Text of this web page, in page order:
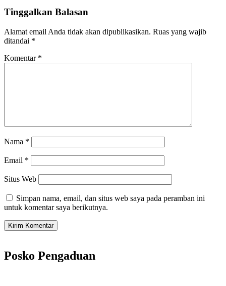
Tinggalkan Balasan
Alamat email Anda tidak akan dipublikasikan. Ruas yang wajib
ditandai *
Komentar *
Nama *
Email *
Situs Web
Simpan nama, email, dan situs web saya pada peramban ini
untuk komentar saya berikutnya.
Posko Pengaduan